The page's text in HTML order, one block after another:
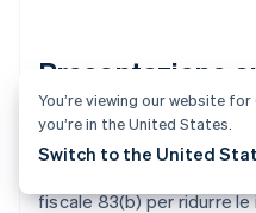
Presentazione
dichiarazione
fiscale 83(b) per ridurre
You’re viewing our website
you’re in the United States.
Switch to the United